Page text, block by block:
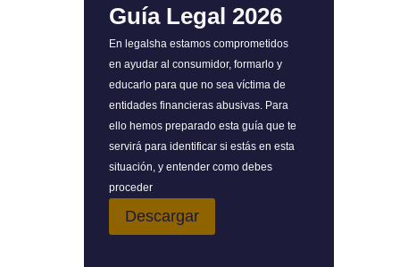
Guía Legal 2026
En legalsha estamos comprometidos
en ayudar al consumidor, formarlo y
educarlo para que no sea víctima de
entidades financieras abusivas. Para
ello hemos preparado esta guía que te
servirá para identificar si estás en esta
situación, y entender como debes
proceder
Descargar